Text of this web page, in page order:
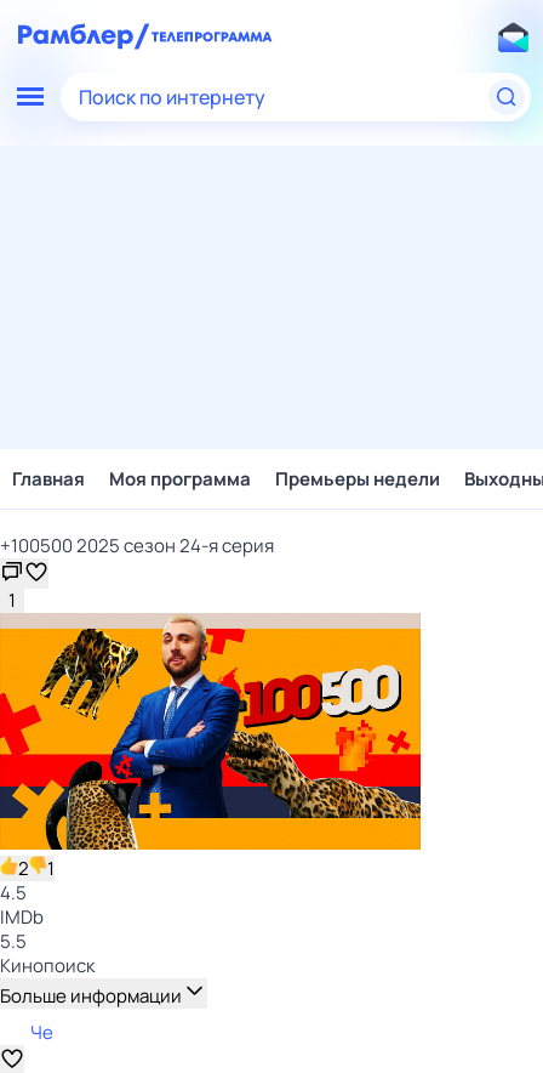
Поиск по интернету
Главная Моя программа Премьеры недели
+100500 2025 сезон 24-я серия
1
2
1
4.5
IMDb
5.5
Кинопоиск
Больше информации
Че